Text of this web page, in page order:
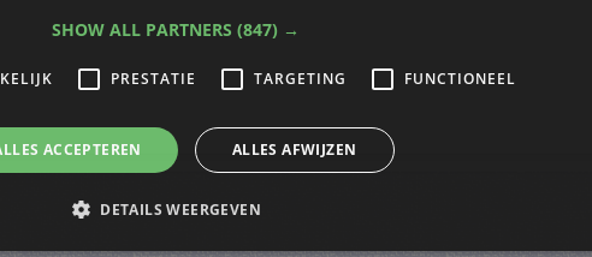
SHOW ALL PARTNERS (847) →
PRESTATIE TARGETING FUNCTIONEEL
ACCEPTEREN ALLES AFWIJZEN
DETAILS WEERGEVEN